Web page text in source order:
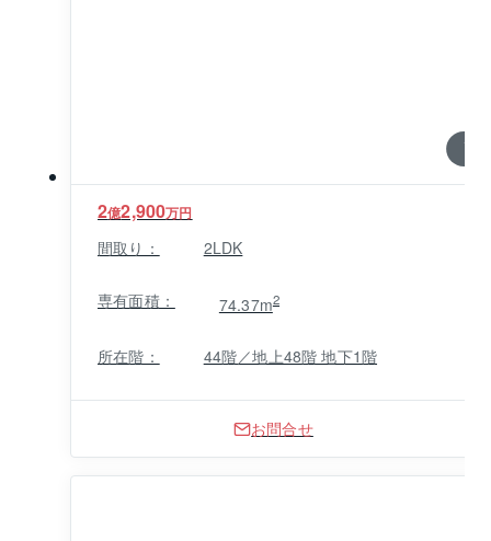
1 / 0
2億2,900万円
間取り： 2LDK
専有面積： 74.37m2
所在階： 44階／地上48階 地下1階
お問合せ